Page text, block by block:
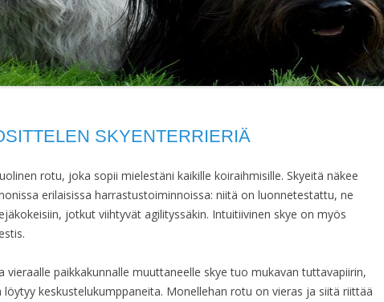
ABOUT SKYES
SKYENTERRIERIÄ
rotu, joka sopii mielestäni kaikille koiraihmisille. Skyeitä näkee
erilaisissa harrastustoiminnoissa: niitä on luonnetestattu, ne
jotkut viihtyvät agilityssäkin. Intuitiivinen skye on myös
vieraalle paikkakunnalle muuttaneelle skye tuo mukavan tuttavapiirin,
löytyy keskustelukumppaneita. Monellehan rotu on vieras ja siitä riittää